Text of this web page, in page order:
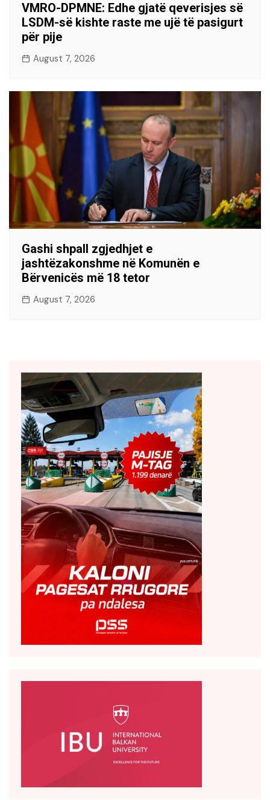
VMRO-DPMNE: Edhe gjatë qeverisjes së
LSDM-së kishte raste me ujë të pasigurt
për pije
August 7, 2026
Gashi shpall zgjedhjet e
jashtëzakonshme në Komunën e
Bërvenicës më 18 tetor
August 7, 2026